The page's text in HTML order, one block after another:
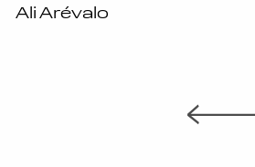
Ali Arévalo